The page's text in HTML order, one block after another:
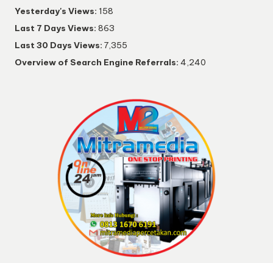
Yesterday's Views: 158
Last 7 Days Views: 863
Last 30 Days Views: 7,355
Overview of Search Engine Referrals: 4,240